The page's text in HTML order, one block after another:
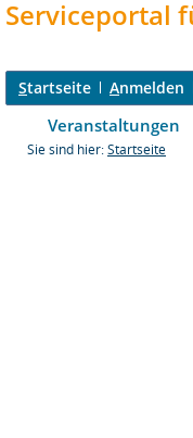
Serviceportal
Startseite Anmelden
Veranstaltungen
Sie sind hier: Startseite